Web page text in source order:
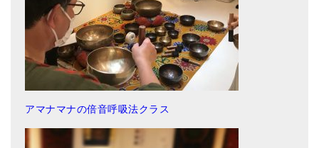
倍音呼吸法レッスン
中級講座
上級講座
アマナマナとは
アマナマナの倍音呼吸法クラス